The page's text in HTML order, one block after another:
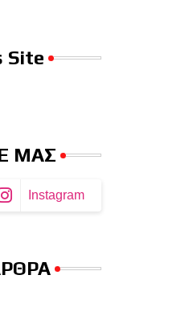
Site
ΜΑΣ
Instagram